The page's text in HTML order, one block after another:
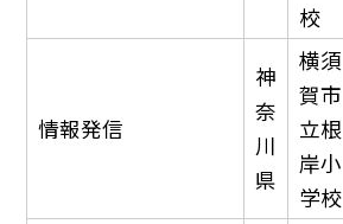
校
情報発信
神
奈
川
県
横須
賀市
立根
岸小
学校